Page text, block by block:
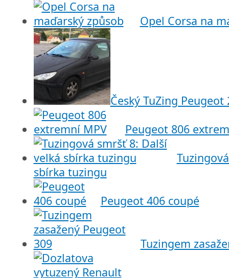
Opel Corsa na
Český TuZing Peugeot
Peugeot 806
sbírka tuzingu
Peugeot 406 coupé
Tuzingem